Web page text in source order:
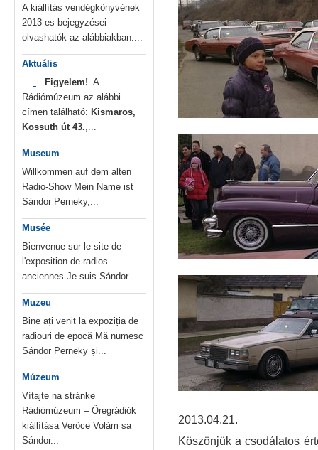
A kiállítás vendégkönyvének
2013-es bejegyzései
olvashatók az alábbiakban:...
Aktuális
Figyelem! A
Rádiómúzeum az alábbi
címen található: Kismaros,
Kossuth út 43.,...
Museum
Willkommen auf dem alten
Radio-Show Mein Name ist
Sándor Perneky,...
Musée
Bienvenue sur le site de
l'exposition de radios
anciennes Je suis Sándor...
Muzeu
Bine ați venit la expoziția de
radiouri de epocă Mă numesc
Sándor Perneky și...
Múzeum
Vítajte na stránke
Rádiómúzeum – Öregrádiók
kiállítása Verőce Volám sa
Sándor...
2013.04.21.
Köszönjük a csodálatos